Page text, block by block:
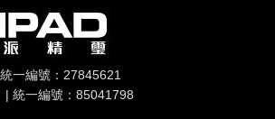
一編號：27845621
| 統一編號：85041798